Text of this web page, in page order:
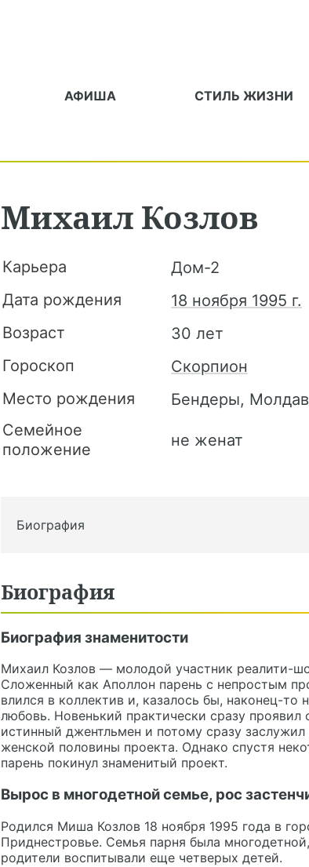
АФИША СТИЛЬ ЖИЗНИ
МихаилКозлов
Карьера
Дом-2
Дата рождения
18 ноября 1995 г.
Возраст
30 лет
Гороскоп
Скорпион
Место рождения
Бендеры,
Семейное
положение
не женат
Биография
Биография
Биография знаменитости
Михаил Козлов — молодой участник реалити-
Сложенный как Аполлон парень с непростым
влился в коллектив и, казалось бы, наконец-то
любовь. Новенький практически сразу проявил
истинный джентльмен и потому сразу
женской половины проекта. Однако спустя
парень покинул знаменитый проект.
Вырос в многодетной семье, рос
Родился Миша Козлов 18 ноября 1995 года в
Приднестровье. Семья парня была
родители воспитывали еще четверых детей.